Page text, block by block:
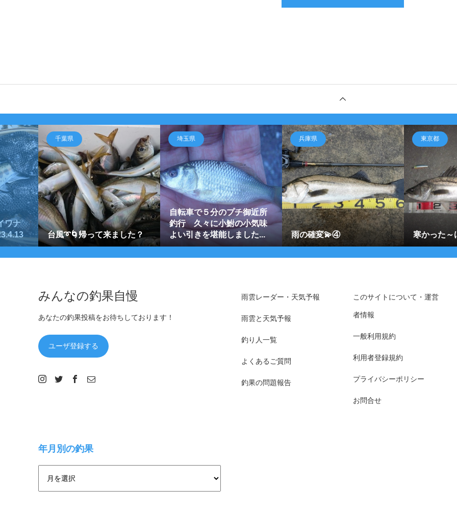
ワナ
千葉県
台風➰🌀帰って来ました？
埼玉県
自転車で５分のプチ御近所
釣行 久々に小鮒の小気味
よい引きを堪能しました...
兵庫県
雨の確変💫④
東京都
寒かった～
みんなの釣果自慢
あなたの釣果投稿をお待ちしております！
ユーザ登録する
雨雲レーダー・天気予報
雨雲と天気予報
釣り人一覧
よくあるご質問
釣果の問題報告
このサイトについて・運営
者情報
一般利用規約
利用者登録規約
プライバシーポリシー
お問合せ
年月別の釣果